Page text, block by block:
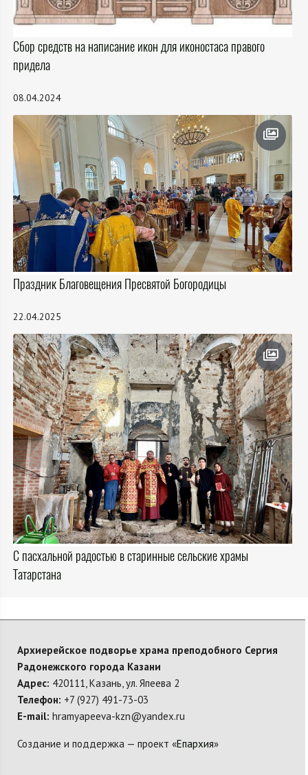
Сбор средств на написание икон для иконостаса правого
придела
08.04.2024
Праздник Благовещения Пресвятой Богородицы
22.04.2025
С пасхальной радостью в старинные сельские храмы
Татарстана
Архиерейское подворье храма преподобного Сергия
Радонежского города Казани
Адрес: 420111, Казань, ул. Япеева 2
Телефон: +7 (927) 491-73-03
E-mail: hramyapeeva-kzn@yandex.ru
Создание и поддержка — проект «Епархия»